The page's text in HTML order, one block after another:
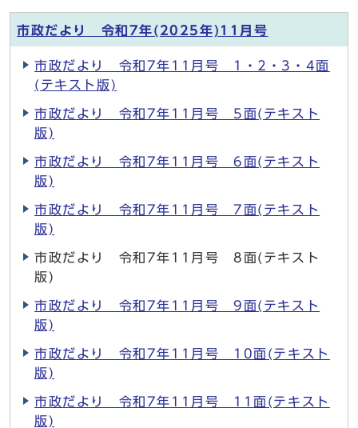
市政だより 令和7年(2025年)11月号
市政だより 令和7年11月号 1・2・3・4面
(テキスト版)
市政だより 令和7年11月号 5面(テキスト
版)
市政だより 令和7年11月号 6面(テキスト
版)
市政だより 令和7年11月号 7面(テキスト
版)
市政だより 令和7年11月号 8面(テキスト
版)
市政だより 令和7年11月号 9面(テキスト
版)
市政だより 令和7年11月号 10面(テキスト
版)
市政だより 令和7年11月号 11面(テキスト
版)